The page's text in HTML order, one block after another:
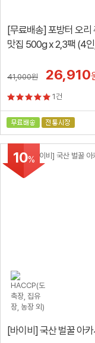
[무료배송] 포방터 오리
맛집 500g x 2,3팩 (4
41,000원 26,910
1건
10%
[바이비] 국산 벌꿀 아